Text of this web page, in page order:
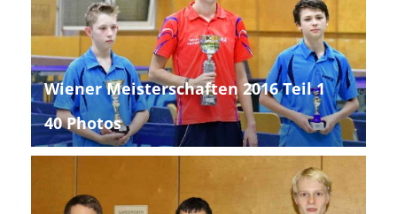
Wiener Meisterschaften 2016 Teil 1
40 Photos